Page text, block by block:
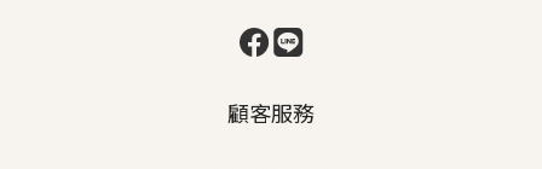
顧客服務